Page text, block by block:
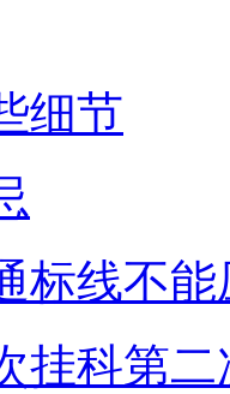
细节
标线不能
挂科第